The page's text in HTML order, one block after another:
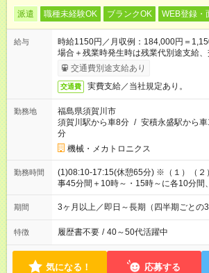
派遣 職種未経験OK ブランクOK WEB登録・
給与
時給1150円／月収例：184,000円＝
場合＋残業時発生時は残業代別途支給
交通費別途支給あり
交通費 実費支給／当社規定あり。
勤務地
福島県須賀川市
須賀川駅から車8分 / 安積永盛駅から
分
機械・メカトロニクス
勤務時間
(1)08:10-17:15(休憩65分) ※（１）（２
事45分間＋10時～・15時～に各10分間
期間 3ヶ月以上／即日～長期（四半期ごとの3
特徴 履歴書不要 / 40～50代活躍中
気になる！ 応募する